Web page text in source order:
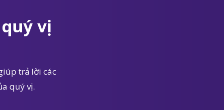
vị
trả lời các
quý vị.